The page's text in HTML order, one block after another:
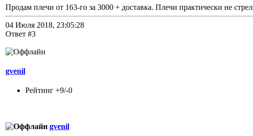
Продам плечи от 163-го за 3000 + доставка. Плечи практически не
04 Июля 2018, 23:05:28
Ответ #3
gvenil
Рейтинг +9/-0
gvenil